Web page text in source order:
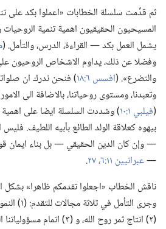
ثم قدِّمت سلسلة الخطابات «اعملوا بكد على
المسيحيون الحقيقيون اهمية تنمية الروحيات
يشمل العمل بكد —‏ القراءة،‏ الدرس،‏ والتأمل.‏ (‏
وفضلا عن ذلك،‏ يداوم الاشخاص الروحيون
والتضرع».‏ (‏افسس ٦:‏١٨
‏)‏ فنحن ندرك ان
وتعبدنا،‏ ومستوى روحياتنا،‏ بالاضافة الى
(‏فيلبي ١:‏١٠
‏)‏ وشددت السلسلة ايضا على
بيهوه كعلاقة الولد الطائع بأبيه اللطيف.‏
—‏ وإن كان الدين الحقيقي —‏ بل بناء ايمان
—‏عبرانيين ١١:‏٦،‏
‏.‏
ناقش الخطاب «اجعلوا تقدمكم ظاهرا» بشكل
وجرى
(‏٢)‏ انتاج ثمر روح الله،‏ و (‏٣)‏ اتمام مسؤولياتنا العائلية.‏